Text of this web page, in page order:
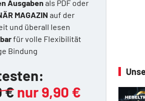
Ausgaben als PDF oder
MAGAZIN auf der
und überall lesen
für volle Flexibilität
Bindung
€ nur 9,90 €